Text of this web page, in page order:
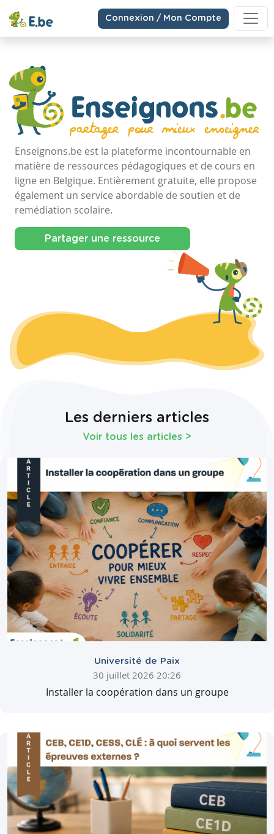
Connexion / Mon Compte
Enseignons.be est la plateforme incontournable en
matière de ressources pédagogiques et de cours en
ligne en Belgique. Entièrement gratuite, elle propose
également un service abordable de soutien et de
remédiation scolaire.
Partager une ressource
Les derniers articles
Voir tous les articles >
Université de Paix
30 juillet 2026 20:26
Installer la coopération dans un groupe